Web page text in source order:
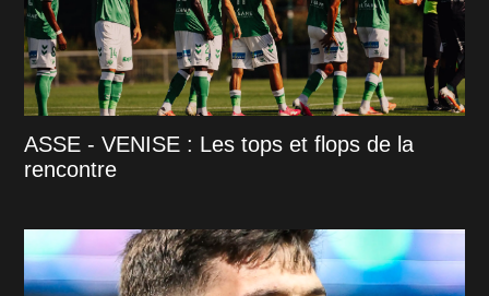
ASSE - VENISE : Les tops et flops de la
rencontre